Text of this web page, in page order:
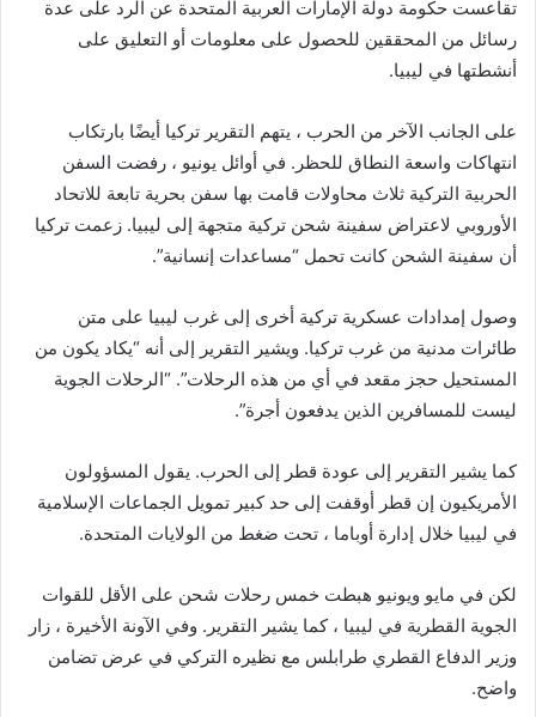
تقاعست حكومة دولة الإمارات العربية المتحدة عن الرد على عدة
رسائل من المحققين للحصول على معلومات أو التعليق على
أنشطتها في ليبيا.
على الجانب الآخر من الحرب ، يتهم التقرير تركيا أيضًا بارتكاب
انتهاكات واسعة النطاق للحظر. في أوائل يونيو ، رفضت السفن
الحربية التركية ثلاث محاولات قامت بها سفن بحرية تابعة للاتحاد
الأوروبي لاعتراض سفينة شحن تركية متجهة إلى ليبيا. زعمت تركيا
أن سفينة الشحن كانت تحمل “مساعدات إنسانية”.
وصول إمدادات عسكرية تركية أخرى إلى غرب ليبيا على متن
طائرات مدنية من غرب تركيا. ويشير التقرير إلى أنه “يكاد يكون من
المستحيل حجز مقعد في أي من هذه الرحلات”. “الرحلات الجوية
ليست للمسافرين الذين يدفعون أجرة”.
كما يشير التقرير إلى عودة قطر إلى الحرب. يقول المسؤولون
الأمريكيون إن قطر أوقفت إلى حد كبير تمويل الجماعات الإسلامية
في ليبيا خلال إدارة أوباما ، تحت ضغط من الولايات المتحدة.
لكن في مايو ويونيو هبطت خمس رحلات شحن على الأقل للقوات
الجوية القطرية في ليبيا ، كما يشير التقرير. وفي الآونة الأخيرة ، زار
وزير الدفاع القطري طرابلس مع نظيره التركي في عرض تضامن
واضح.